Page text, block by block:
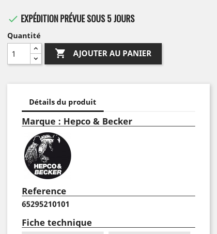
 EXPÉDITION PRÉVUE SOUS 5 JOURS
Quantité
 AJOUTER AU PANIER
Détails du produit
Marque : Hepco & Becker
Reference
65295210101
Fiche technique